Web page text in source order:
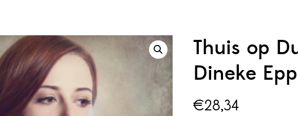
Thuis op
Dineke
€28,34